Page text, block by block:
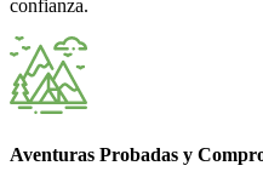
confianza.
Aventuras Probadas y